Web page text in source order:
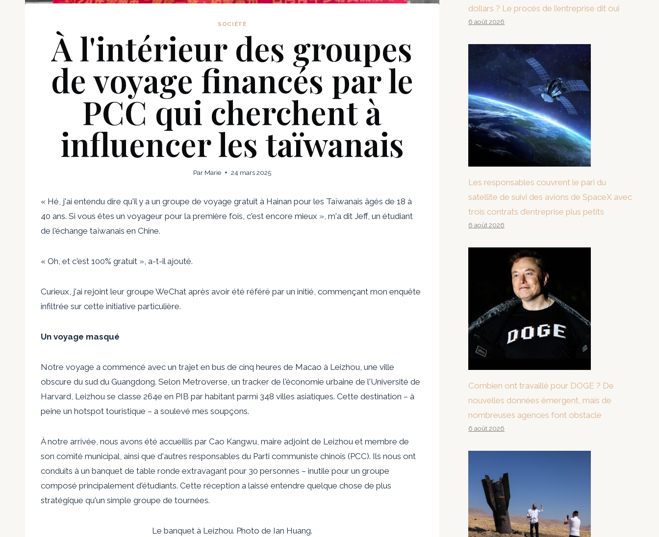
SOCIÉTÉ
À l'intérieur des groupes
de voyage financés par le
PCC qui cherchent à
influencer les taïwanais
Par Marie 24 mars 2025
« Hé, j'ai entendu dire qu'il y a un groupe de voyage gratuit à Hainan pour les Taïwanais âgés de 18 à
40 ans. Si vous êtes un voyageur pour la première fois, c'est encore mieux », m'a dit Jeff, un étudiant
de l'échange taïwanais en Chine.
« Oh, et c'est 100% gratuit », a-t-il ajouté.
Curieux, j'ai rejoint leur groupe WeChat après avoir été référé par un initié, commençant mon enquête
infiltrée sur cette initiative particulière.
Un voyage masqué
Notre voyage a commencé avec un trajet en bus de cinq heures de Macao à Leizhou, une ville
obscure du sud du Guangdong. Selon Metroverse, un tracker de l'économie urbaine de l'Université de
Harvard, Leizhou se classe 264e en PIB par habitant parmi 348 villes asiatiques. Cette destination – à
peine un hotspot touristique – a soulevé mes soupçons.
À notre arrivée, nous avons été accueillis par Cao Kangwu, maire adjoint de Leizhou et membre de
son comité municipal, ainsi que d'autres responsables du Parti communiste chinois (PCC). Ils nous ont
conduits à un banquet de table ronde extravagant pour 30 personnes – inutile pour un groupe
composé principalement d'étudiants. Cette réception a laissé entendre quelque chose de plus
stratégique qu'un simple groupe de tournées.
Le banquet à Leizhou. Photo de Ian Huang.
dollars ? Le procès de l’entreprise dit oui
6 août 2026
Les responsables couvrent le pari du
satellite de suivi des avions de SpaceX avec
trois contrats d’entreprise plus petits
6 août 2026
Combien ont travaillé pour DOGE ? De
nouvelles données émergent, mais de
nombreuses agences font obstacle
6 août 2026